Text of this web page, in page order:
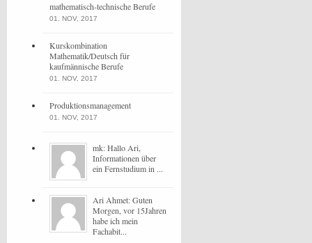
mathematisch-technische Berufe
01. NOV, 2017
Kurskombination
Mathematik/Deutsch für
kaufmännische Berufe
01. NOV, 2017
Produktionsmanagement
01. NOV, 2017
mk: Hallo Ari,
Informationen über
ein Fernstudium in ...
Ari Ahmet: Guten
Morgen, vor 15Jahren
habe ich mein
Fachabit...